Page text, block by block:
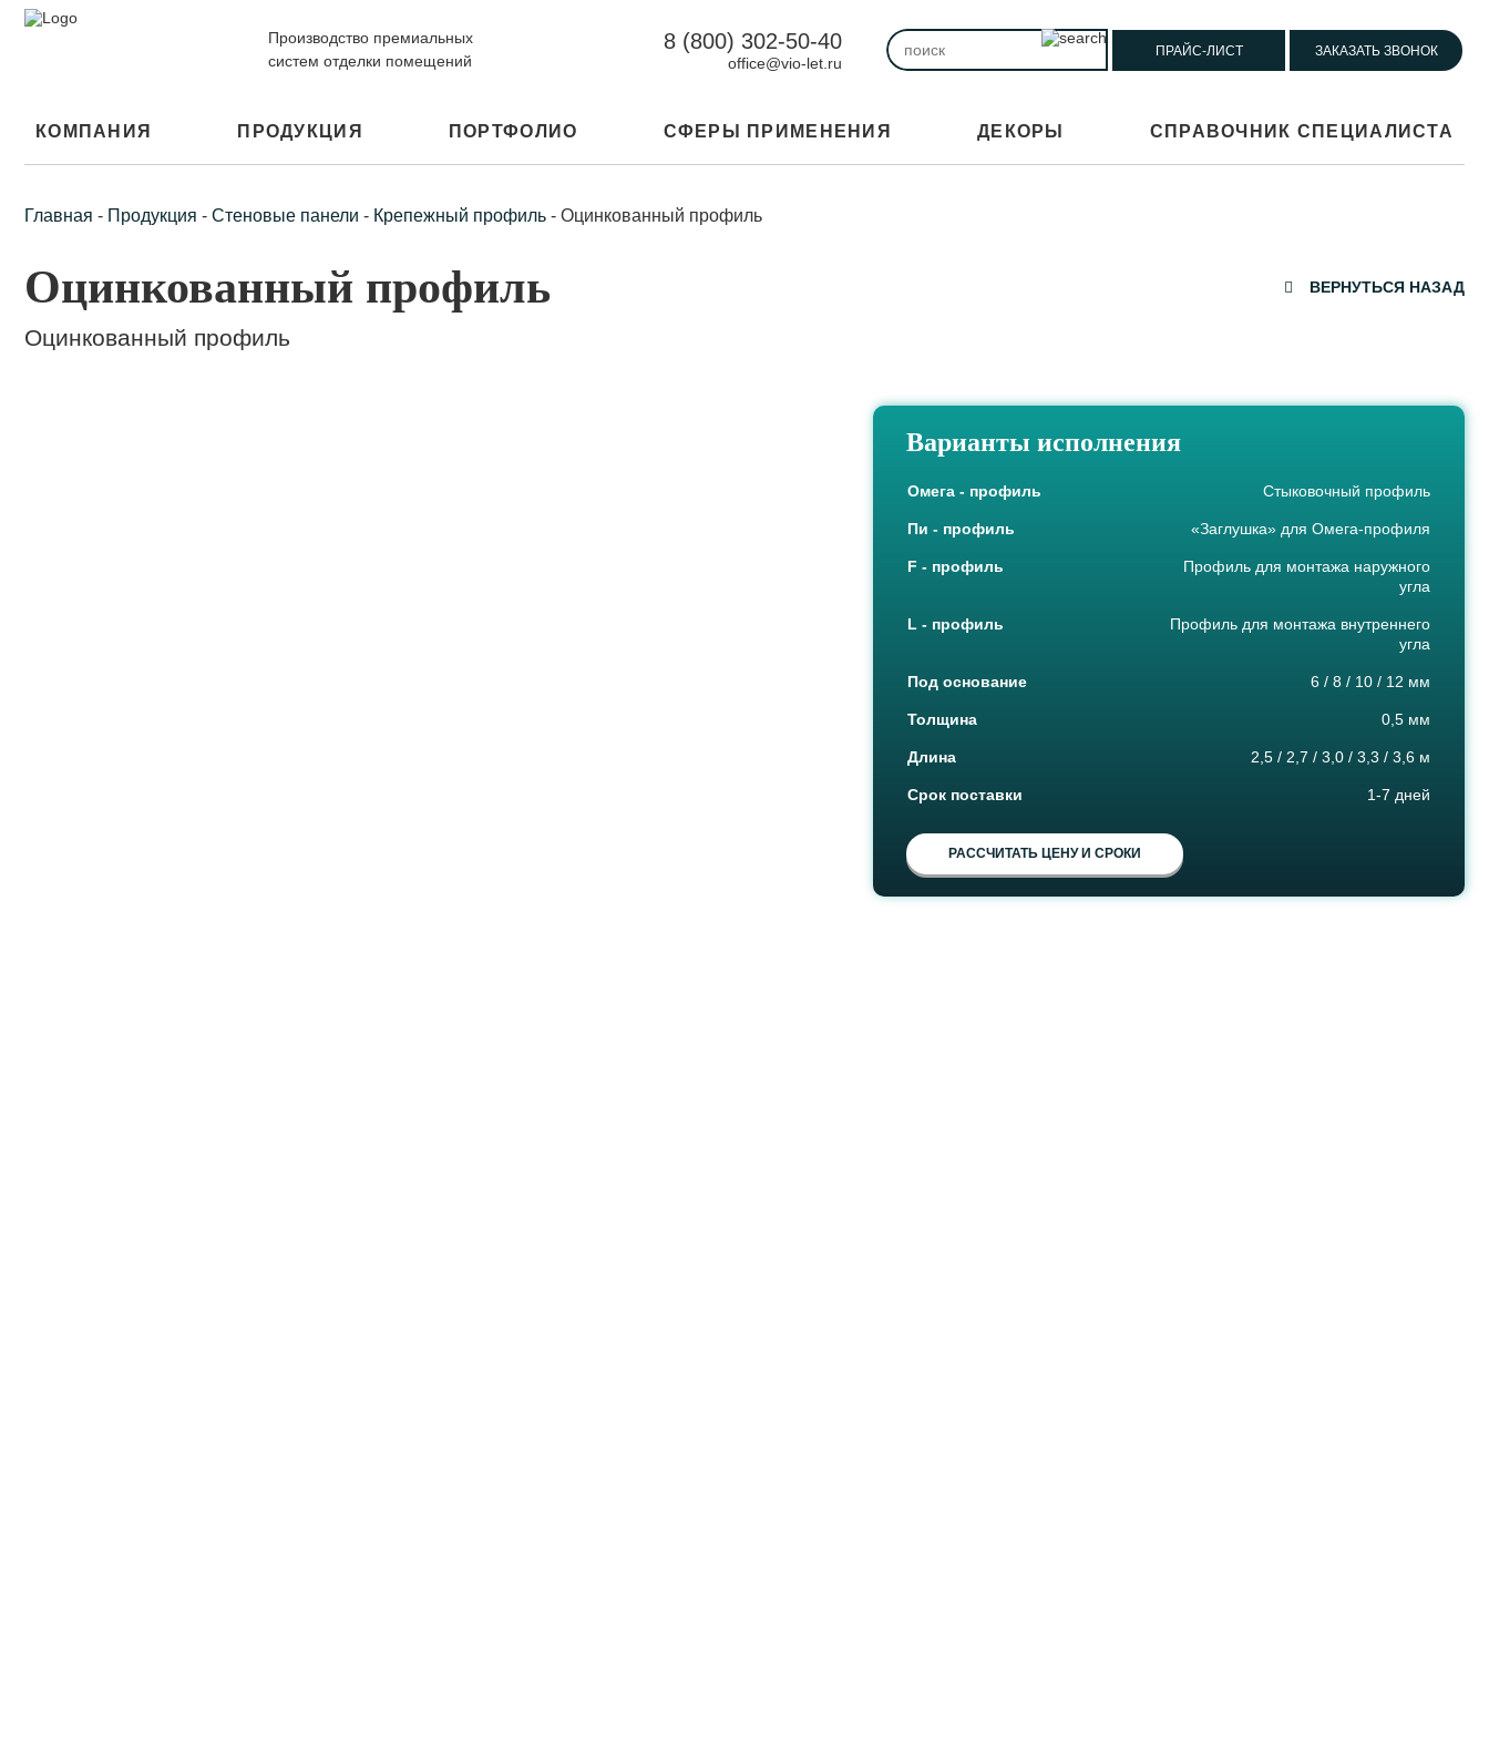
Производство премиальных
систем отделки помещений
8 (800) 302-50-40
office@vio-let.ru
ПРАЙС-ЛИСТ ЗАКАЗАТЬ ЗВОНОК
КОМПАНИЯ ПРОДУКЦИЯ ПОРТФОЛИО СФЕРЫ ПРИМЕНЕНИЯ ДЕКОРЫ СПРАВОЧНИК СПЕЦИАЛИСТА
Главная - Продукция - Стеновые панели - Крепежный профиль - Оцинкованный профиль
Оцинкованный профиль ВЕРНУТЬСЯ НАЗАД
Оцинкованный профиль
Варианты исполнения
Омега - профиль Стыковочный профиль
Пи - профиль «Заглушка» для Омега-профиля
F - профиль
Профиль для монтажа наружного
угла
L - профиль
Профиль для монтажа внутреннего
угла
Под основание 6 / 8 / 10 / 12 мм
Толщина 0,5 мм
Длина 2,5 / 2,7 / 3,0 / 3,3 / 3,6 м
Срок поставки 1-7 дней
РАССЧИТАТЬ ЦЕНУ И СРОКИ